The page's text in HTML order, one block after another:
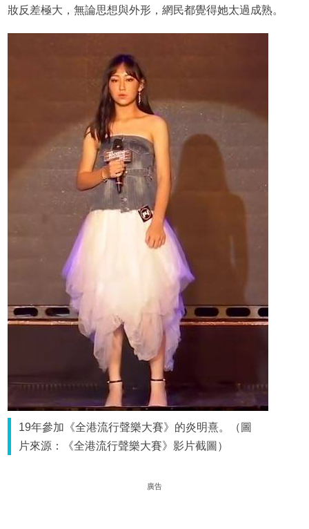
妝反差極大，無論思想與外形，網民都覺得她太過成熟。
19年參加《全港流行聲樂大賽》的炎明熹。（圖
片來源：《全港流行聲樂大賽》影片截圖）
廣告